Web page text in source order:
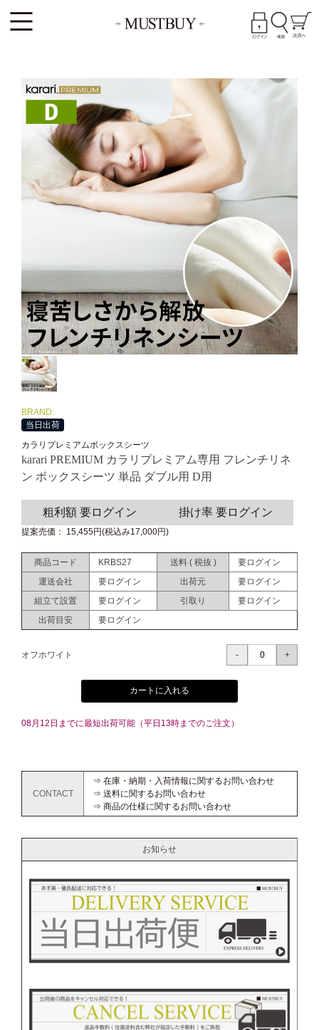
BRAND:
当日出荷
カラリプレミアムボックスシーツ
karari PREMIUM カラリプレミアム専用 フレンチリネ
ン ボックスシーツ 単品 ダブル用 D用
粗利額 要ログイン 掛け率 要ログイン
提案売価： 15,455円(税込み17,000円)
商品コード KRBS27 送料 ( 税抜 )
要ログイン
運送会社
要ログイン 出荷元
要ログイン
組立て設置
要ログイン 引取り
要ログイン
出荷目安
要ログイン
オフホワイト
カートに入れる
08月12日までに最短出荷可能（平日13時までのご注文）
CONTACT
⇒ 在庫・納期・入荷情報に関するお問い合わせ
⇒ 送料に関するお問い合わせ
⇒ 商品の仕様に関するお問い合わせ
お知らせ